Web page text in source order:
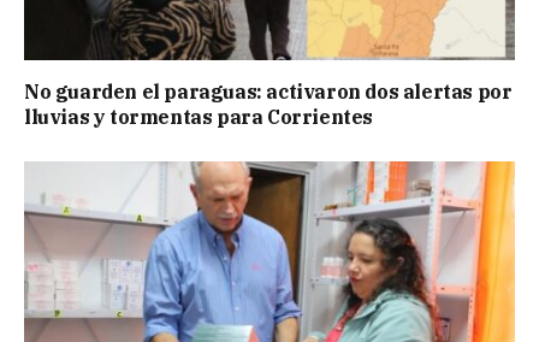
No guarden el paraguas: activaron dos alertas por
lluvias y tormentas para Corrientes